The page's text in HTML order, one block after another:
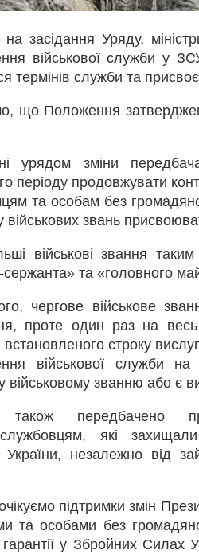
на засідання Уряду,
військової служби у
термінів служби та
що Положення
урядом зміни
періоду продовжувати
та особам без
військових звань
військові звання
та «головного
чергове військове
проте один раз на весь
строку
військової служби
військовому званню або є
також передбачено
які
України, незалежно від
підтримки змін
та особами без
гарантії у Збройних